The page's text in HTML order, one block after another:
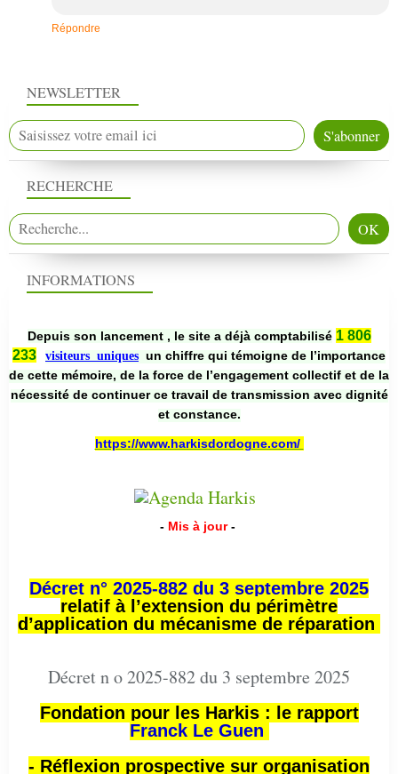
Répondre
NEWSLETTER
RECHERCHE
INFORMATIONS
Depuis son lancement , le site a déjà comptabilisé 1 806
233
visiteurs uniques un chiffre qui témoigne de l’importance
de cette mémoire, de la force de l’engagement collectif et de la
nécessité de continuer ce travail de transmission avec dignité
et constance.
https://www.harkisdordogne.com/
- Mis à jour -
Décret n° 2025-882 du 3 septembre 2025
relatif à l’extension du périmètre
d’application du mécanisme de réparation
Décret n o 2025-882 du 3 septembre 2025
Fondation pour les Harkis : le rapport
Franck Le Guen
- Réflexion prospective sur organisation